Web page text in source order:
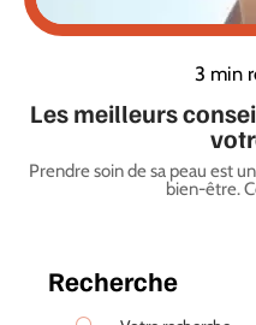
3 min
Les meilleurs
Prendre soin de sa peau est
bien-être.
Recherche